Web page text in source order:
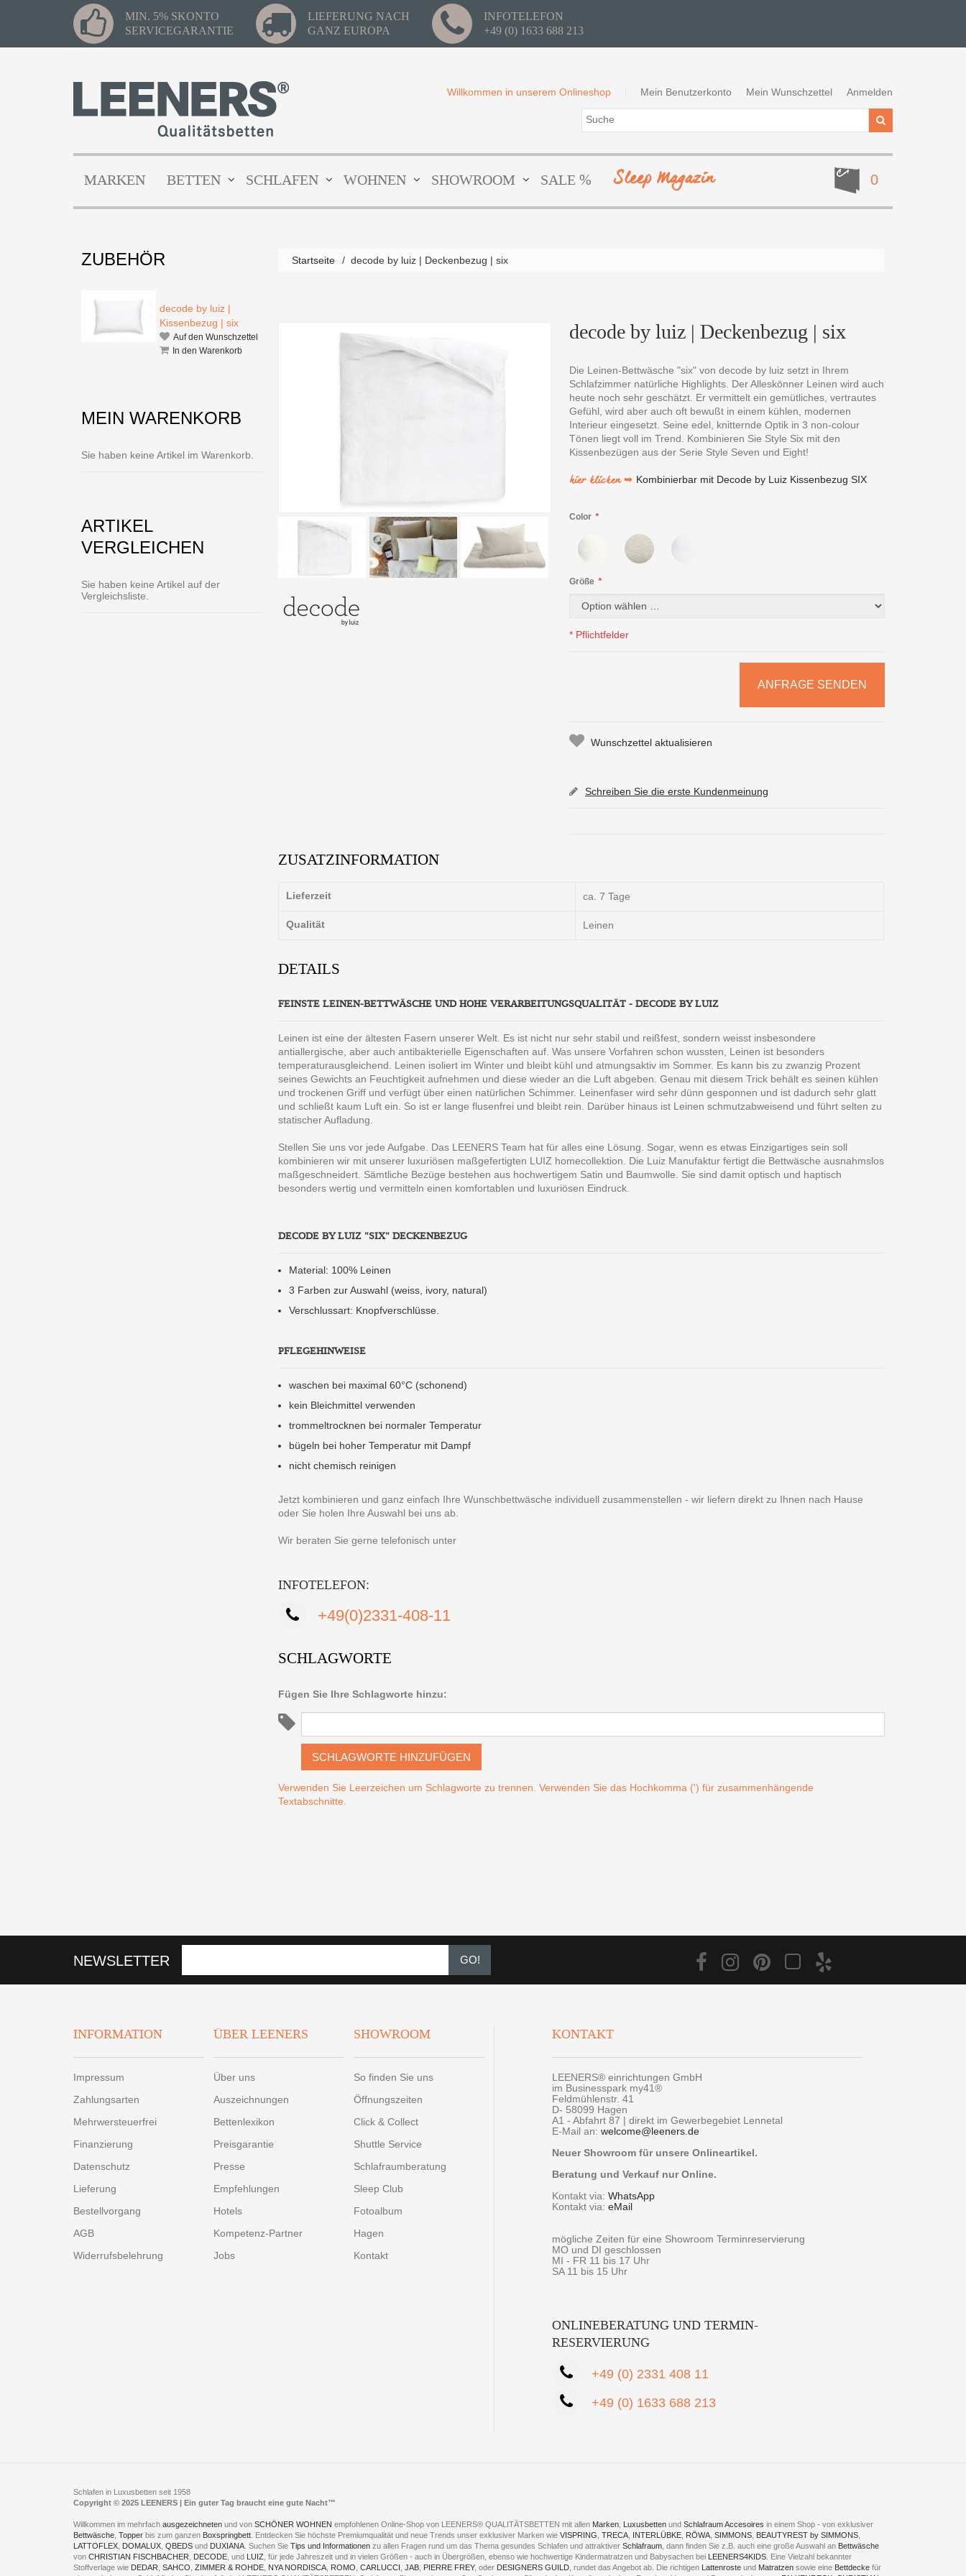
MIN. 5% SKONTO
SERVICEGARANTIE
LIEFERUNG NACH
GANZ EUROPA
INFOTELEFON
+49 (0) 1633 688 213
Mein Benutzerkonto Mein Wunschzettel Anmelden
Willkommen in unserem Onlineshop
0
MARKEN BETTEN SCHLAFEN WOHNEN SHOWROOM SALE % Sleep Magazin
Startseite / decode by luiz | Deckenbezug | six
decode by luiz | Deckenbezug | six
Die Leinen-Bettwäsche "six" von decode by luiz setzt in Ihrem
Schlafzimmer natürliche Highlights. Der Alleskönner Leinen wird auch
heute noch sehr geschätzt. Er vermittelt ein gemütliches, vertrautes
Gefühl, wird aber auch oft bewußt in einem kühlen, modernen
Interieur eingesetzt. Seine edel, knitternde Optik in 3 non-colour
Tönen liegt voll im Trend. Kombinieren Sie Style Six mit den
Kissenbezügen aus der Serie Style Seven und Eight!
hier klicken ➥ Kombinierbar mit Decode by Luiz Kissenbezug SIX
*
Color
*
Größe
* Pflichtfelder
ANFRAGE SENDEN
Wunschzettel aktualisieren
Schreiben Sie die erste Kundenmeinung
ZUSATZINFORMATION
Lieferzeit ca. 7 Tage
Qualität Leinen
DETAILS
FEINSTE LEINEN-BETTWÄSCHE UND HOHE VERARBEITUNGSQUALITÄT - DECODE BY LUIZ
Leinen ist eine der ältesten Fasern unserer Welt. Es ist nicht nur sehr stabil und reißfest, sondern weisst insbesondere
antiallergische, aber auch antibakterielle Eigenschaften auf. Was unsere Vorfahren schon wussten, Leinen ist besonders
temperaturausgleichend. Leinen isoliert im Winter und bleibt kühl und atmungsaktiv im Sommer. Es kann bis zu zwanzig Prozent
seines Gewichts an Feuchtigkeit aufnehmen und diese wieder an die Luft abgeben. Genau mit diesem Trick behält es seinen kühlen
und trockenen Griff und verfügt über einen natürlichen Schimmer. Leinenfaser wird sehr dünn gesponnen und ist dadurch sehr glatt
und schließt kaum Luft ein. So ist er lange flusenfrei und bleibt rein. Darüber hinaus ist Leinen schmutzabweisend und führt selten zu
statischer Aufladung.
Stellen Sie uns vor jede Aufgabe. Das LEENERS Team hat für alles eine Lösung. Sogar, wenn es etwas Einzigartiges sein soll
kombinieren wir mit unserer luxuriösen maßgefertigten LUIZ homecollektion. Die Luiz Manufaktur fertigt die Bettwäsche ausnahmslos
maßgeschneidert. Sämtliche Bezüge bestehen aus hochwertigem Satin und Baumwolle. Sie sind damit optisch und haptisch
besonders wertig und vermitteln einen komfortablen und luxuriösen Eindruck.
DECODE BY LUIZ "SIX" DECKENBEZUG
Material: 100% Leinen
3 Farben zur Auswahl (weiss, ivory, natural)
Verschlussart: Knopfverschlüsse.
PFLEGEHINWEISE
waschen bei maximal 60°C (schonend)
kein Bleichmittel verwenden
trommeltrocknen bei normaler Temperatur
bügeln bei hoher Temperatur mit Dampf
nicht chemisch reinigen
Jetzt kombinieren und ganz einfach Ihre Wunschbettwäsche individuell zusammenstellen - wir liefern direkt zu Ihnen nach Hause
oder Sie holen Ihre Auswahl bei uns ab.
Wir beraten Sie gerne telefonisch unter
INFOTELEFON:
+49(0)2331-408-11
SCHLAGWORTE
Fügen Sie Ihre Schlagworte hinzu:
SCHLAGWORTE HINZUFÜGEN
Verwenden Sie Leerzeichen um Schlagworte zu trennen. Verwenden Sie das Hochkomma (') für zusammenhängende
Textabschnitte.
ZUBEHÖR
decode by luiz |
Kissenbezug | six
Auf den Wunschzettel
In den Warenkorb
MEIN WARENKORB
Sie haben keine Artikel im Warenkorb.
ARTIKEL
VERGLEICHEN
Sie haben keine Artikel auf der
Vergleichsliste.
NEWSLETTER GO!
INFORMATION
Impressum
Zahlungsarten
Mehrwersteuerfrei
Finanzierung
Datenschutz
Lieferung
Bestellvorgang
AGB
Widerrufsbelehrung
ÜBER LEENERS
Über uns
Auszeichnungen
Bettenlexikon
Preisgarantie
Presse
Empfehlungen
Hotels
Kompetenz-Partner
Jobs
SHOWROOM
So finden Sie uns
Öffnungszeiten
Click & Collect
Shuttle Service
Schlafraumberatung
Sleep Club
Fotoalbum
Hagen
Kontakt
KONTAKT
LEENERS® einrichtungen GmbH
im Businesspark my41®
Feldmühlenstr. 41
D- 58099 Hagen
A1 - Abfahrt 87 | direkt im Gewerbegebiet Lennetal
E-Mail an: welcome@leeners.de
Neuer Showroom für unsere Onlineartikel.
Beratung und Verkauf nur Online.
Kontakt via: WhatsApp
Kontakt via: eMail
mögliche Zeiten für eine Showroom Terminreservierung
MO und DI geschlossen
MI - FR 11 bis 17 Uhr
SA 11 bis 15 Uhr
ONLINEBERATUNG UND TERMIN-
RESERVIERUNG
+49 (0) 2331 408 11
+49 (0) 1633 688 213
Schlafen in Luxusbetten seit 1958
Copyright © 2025 LEENERS | Ein guter Tag braucht eine gute Nacht™
Willkommen im mehrfach ausgezeichneten und von SCHÖNER WOHNEN empfohlenen Online-Shop von LEENERS® QUALITÄTSBETTEN mit allen Marken Luxusbetten und Schlafraum Accesoires in einem Shop - von exklusiver
Bettwäsche Topper bis zum ganzen Boxspringbett . Entdecken Sie höchste Premiumqualität und neue Trends unser exklusiver Marken wie VISPRING TRECA INTERLÜBKE RÖWA SIMMONS BEAUTYREST by SIMMONS
LATTOFLEX DOMALUX QBEDS und DUXIANA . Suchen Sie Tips und Informationen zu allen Fragen rund um das Thema gesundes Schlafen und attraktiver Schlafraum , dann finden Sie z.B. auch eine große Auswahl an Bettwäsche
von CHRISTIAN FISCHBACHER DECODE , und LUIZ , für jede Jahreszeit und in vielen Größen - auch in Übergrößen, ebenso wie hochwertige Kindermatratzen und Babysachen bei LEENERS4KIDS . Eine Vielzahl bekannter
Stoffverlage wie DEDAR SAHCO ZIMMER & ROHDE NYA NORDISCA ROMO CARLUCCI JAB PIERRE FREY, oder DESIGNERS GUILD , rundet das Angebot ab. Die richtigen Lattenroste und Matratzen sowie eine Bettdecke für